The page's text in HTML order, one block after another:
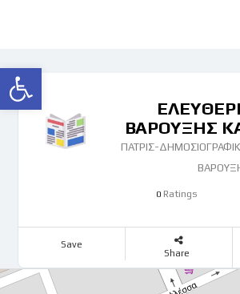
Ανοίξτε τη γραμμή
ΒΑΡΟΥΞΗΣ
ΠΑΤΡΙΣ-
0 Ratings
Save
Share